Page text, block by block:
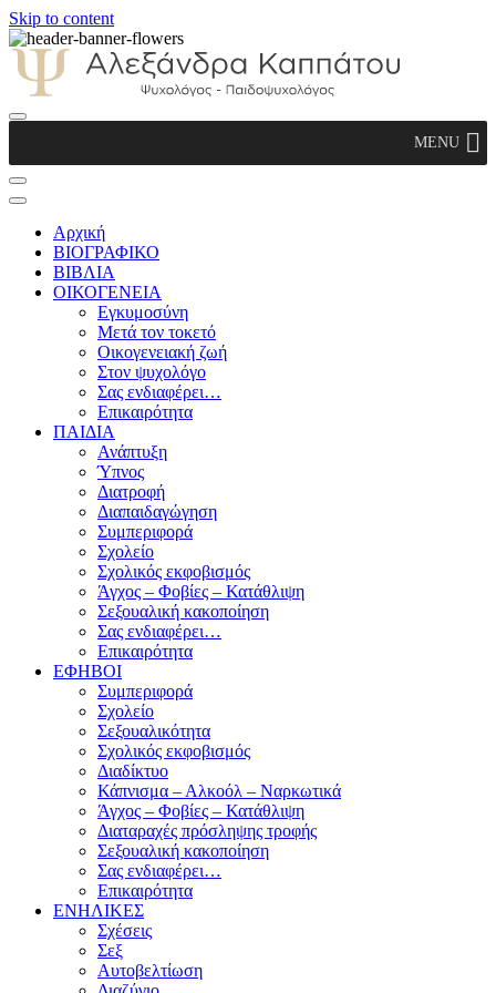
Skip to content
Παιδοψυχολόγος
MENU
Αρχική
ΒΙΟΓΡΑΦΙΚΟ
ΒΙΒΛΙΑ
ΟΙΚΟΓΕΝΕΙΑ
Εγκυμοσύνη
Μετά τον τοκετό
Οικογενειακή ζωή
Στον ψυχολόγο
Σας ενδιαφέρει…
Επικαιρότητα
ΠΑΙΔΙΑ
Ανάπτυξη
Ύπνος
Διατροφή
Διαπαιδαγώγηση
Συμπεριφορά
Σχολείο
Σχολικός εκφοβισμός
Άγχος – Φοβίες – Κατάθλιψη
Σεξουαλική κακοποίηση
Σας ενδιαφέρει…
Επικαιρότητα
ΕΦΗΒΟΙ
Συμπεριφορά
Σχολείο
Σεξουαλικότητα
Σχολικός εκφοβισμός
Διαδίκτυο
Κάπνισμα – Αλκοόλ – Ναρκωτικά
Άγχος – Φοβίες – Κατάθλιψη
Διαταραχές πρόσληψης τροφής
Σεξουαλική κακοποίηση
Σας ενδιαφέρει…
Επικαιρότητα
ΕΝΗΛΙΚΕΣ
Σχέσεις
Σεξ
Αυτοβελτίωση